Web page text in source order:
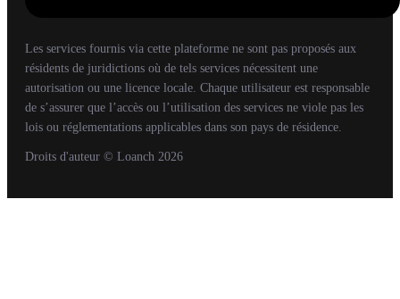
Les services fournis via cette plateforme ne sont pas proposés aux
résidents de juridictions où de tels services nécessitent une
autorisation ou une licence locale. Chaque utilisateur est responsable
de s’assurer que l’accès ou l’utilisation des services ne viole pas les
lois ou réglementations applicables dans son pays de résidence.
Droits d'auteur © Loanch 2026